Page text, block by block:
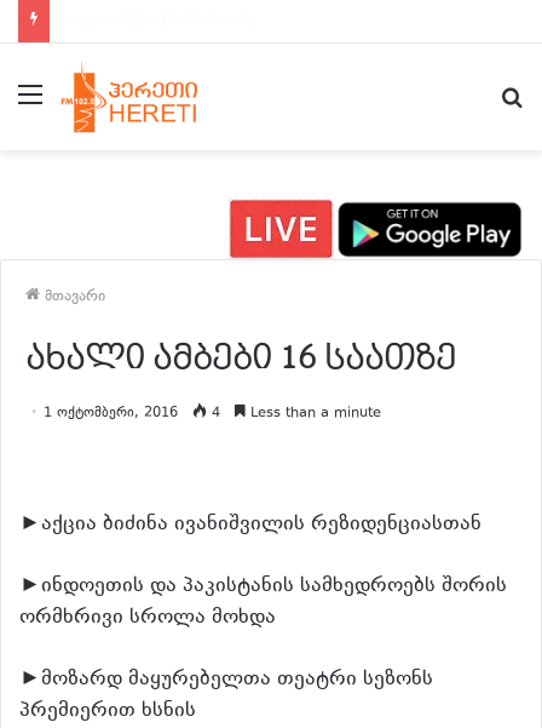
მენიუ
მთავარი
ახალი ამბები 16 საათზე
1 ოქტომბერი, 2016 4 Less than a minute
►აქცია ბიძინა ივანიშვილის რეზიდენციასთან
►ინდოეთის და პაკისტანის სამხედროებს შორის
ორმხრივი სროლა მოხდა
►მოზარდ მაყურებელთა თეატრი სეზონს
პრემიერით ხსნის